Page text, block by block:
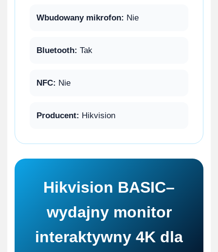
Wbudowany mikrofon: Nie
Bluetooth: Tak
NFC: Nie
Producent: Hikvision
Hikvision BASIC–
wydajny monitor
interaktywny 4K dla